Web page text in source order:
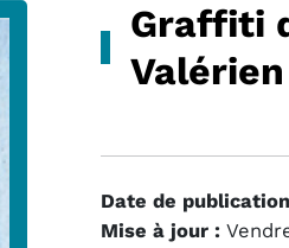
Graffiti
Valérien
Date de
Mise à jour :